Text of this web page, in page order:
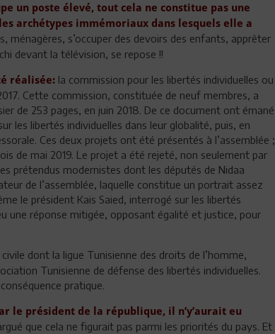
un poste élevé, tout cela ne constitue pas une
archétypes immémoriaux dans lesquels elle a
ménagères, s’occuper des devoirs des enfants, apprêter
devant la télévision, se repose !!
réalisée: la commission pour les libertés individuelles ou
Cette commission, constituée de neuf membres, a
de 253 pages, en juin 2018. De ce document ont émané
les libertés individuelles dans leur globalité, puis, en
Ces deux projets ont été présentés à l’assemblée ;
de mai 2019. Le projet a été rejeté, non seulement par
prétendus modernistes dont les députés de Nidaa
de l’assemblée, laquelle constitue un portrait assez
le président Kais Saied, interrogé sur les libertés
une réponse mitigée, opposant égalité et justice, pour
dont la ligue Tunisienne des droits de l’homme,
Tunisienne de défense des libertés individuelles.
pratique.
le président de la république, il n’y’aurait eu
que cela ne figurait pas parmi les priorités du pays. Et